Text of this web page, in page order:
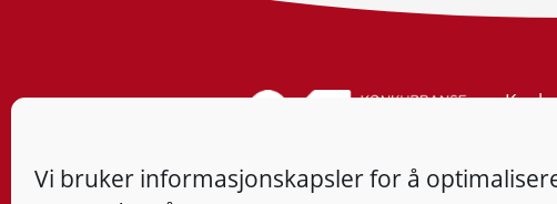
Vi bruker informasjonskapsler for å